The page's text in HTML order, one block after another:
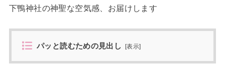
下鴨神社の神聖な空気感、お届けします
パッと読むための見出し [表示]